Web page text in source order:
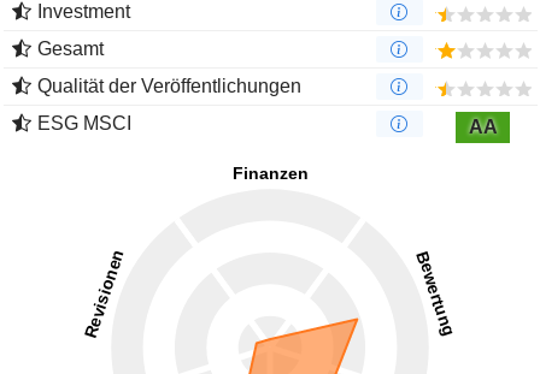
Investment
Gesamt
Qualität der Veröffentlichungen
ESG MSCI
AA